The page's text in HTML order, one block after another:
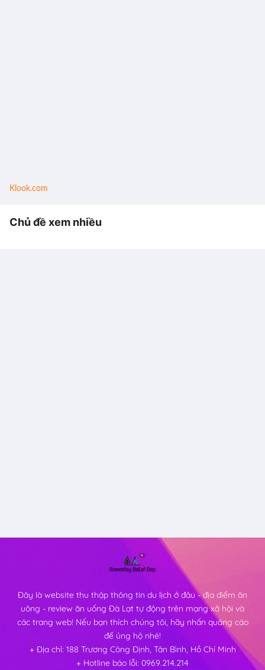
Klook.com
Chủ đề xem nhiều
Đây là website thu thập thông tin du lịch ở đâu - địa điểm ăn
uông - review ăn uống Đà Lạt tự động trên mạng xã hội và
các trang web! Nếu bạn thích chúng tôi, hãy nhấn quảng cáo
để ủng hộ nhé!
+ Địa chỉ: 188 Trương Công Định, Tân Bình, Hồ Chí Minh
+ Hotline báo lỗi: 0969.214.214